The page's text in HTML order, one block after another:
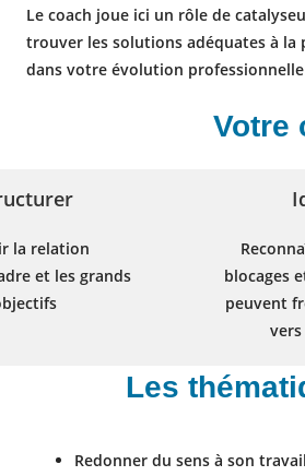
Le coach joue ici un rôle de
trouver les solutions adéquates à la
dans votre évolution professionnelle
Votre
la relation
et les grands
blocages
peuvent
Les
Redonner du sens à son travail